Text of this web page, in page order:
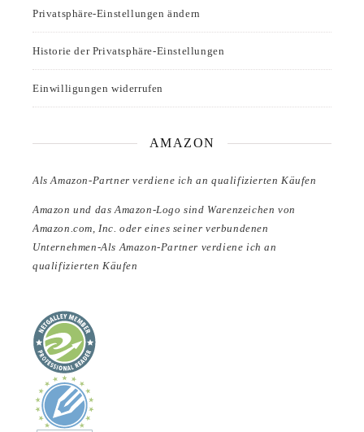
Privatsphäre-Einstellungen ändern
Historie der Privatsphäre-Einstellungen
Einwilligungen widerrufen
AMAZON
Als Amazon-Partner verdiene ich an qualifizierten Käufen
Amazon und das Amazon-Logo sind Warenzeichen von
Amazon.com, Inc. oder eines seiner verbundenen
Unternehmen-Als Amazon-Partner verdiene ich an
qualifizierten Käufen